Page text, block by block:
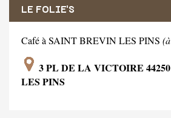
LE FOLIE'S
Café à SAINT BREVIN LES PINS
3 PL DE LA VICTOIRE
LES PINS